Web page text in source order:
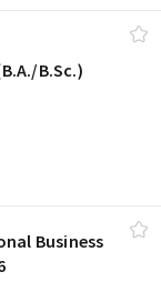
​B.Sc.)
Business